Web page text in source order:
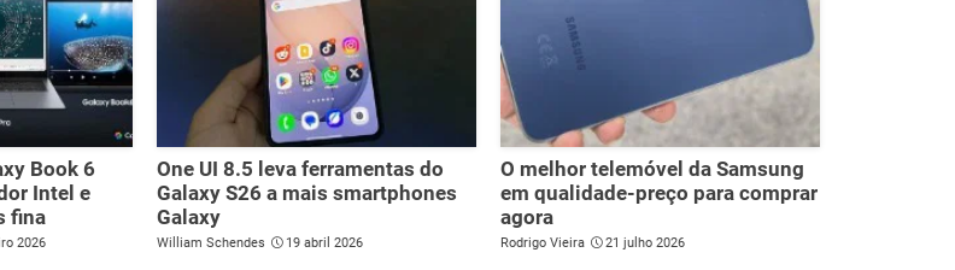
Book 6
Intel e
fina
2026
One UI 8.5 leva ferramentas do
Galaxy S26 a mais smartphones
Galaxy
William Schendes 19 abril 2026
O melhor telemóvel da Samsung
em qualidade-preço para comprar
agora
Rodrigo Vieira 21 julho 2026